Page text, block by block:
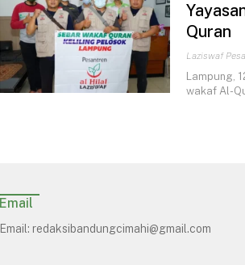
Quran
Laziswaf
Lampung,
wakaf Al-
Email
Email: redaksibandungcimahi@gmail.com